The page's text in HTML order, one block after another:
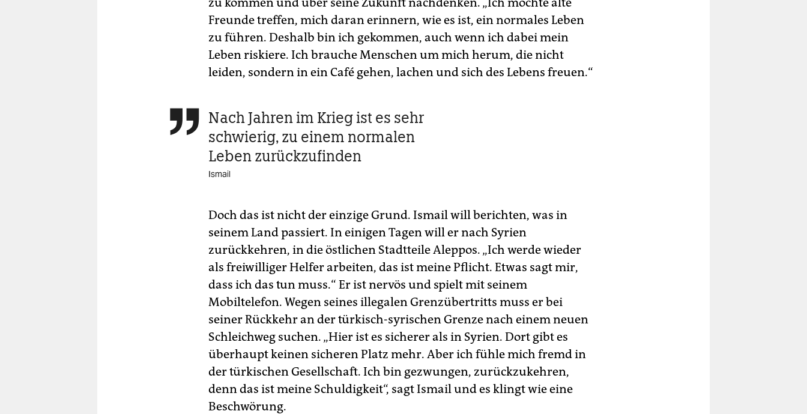
Freunde treffen, mich daran erinnern, wie es ist, ein normales Leben
zu führen. Deshalb bin ich gekommen, auch wenn ich dabei mein
Leben riskiere. Ich brauche Menschen um mich herum, die nicht
leiden, sondern in ein Café gehen, lachen und sich des Lebens freuen.“
 Nach Jahren im Krieg ist es sehr
schwierig, zu einem normalen
Leben zurückzufinden
Ismail
Doch das ist nicht der einzige Grund. Ismail will berichten, was in
seinem Land passiert. In einigen Tagen will er nach Syrien
zurückkehren, in die östlichen Stadtteile Aleppos. „Ich werde wieder
als freiwilliger Helfer arbeiten, das ist meine Pflicht. Etwas sagt mir,
dass ich das tun muss.“ Er ist nervös und spielt mit seinem
Mobiltelefon. Wegen seines illegalen Grenzübertritts muss er bei
seiner Rückkehr an der türkisch-syrischen Grenze nach einem neuen
Schleichweg suchen. „Hier ist es sicherer als in Syrien. Dort gibt es
überhaupt keinen sicheren Platz mehr. Aber ich fühle mich fremd in
der türkischen Gesellschaft. Ich bin gezwungen, zurückzukehren,
denn das ist meine Schuldigkeit“, sagt Ismail und es klingt wie eine
Beschwörung.